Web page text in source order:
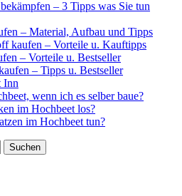
– 3 Tipps was Sie tun
– Material, Aufbau und Tipps
kaufen – Vorteile u. Kauftipps
– Vorteile u. Bestseller
– Tipps u. Bestseller
Inn
wenn ich es selber baue?
im Hochbeet los?
im Hochbeet tun?